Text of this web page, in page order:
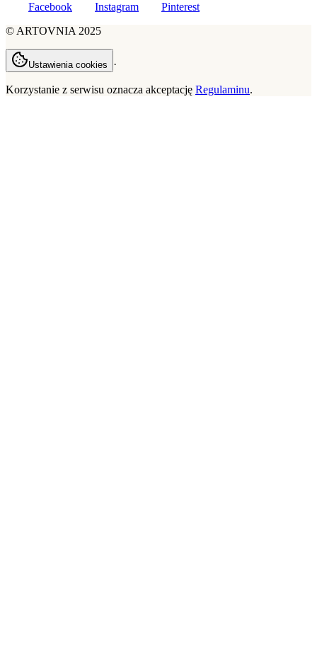
Facebook Instagram
Pinterest
© ARTOVNIA 2025
Ustawienia cookies ·
Korzystanie z serwisu oznacza akceptację Regulaminu.